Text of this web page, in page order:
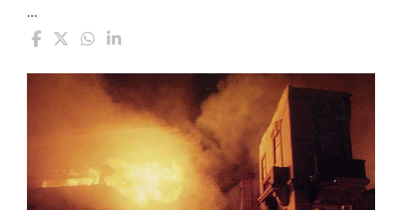
...